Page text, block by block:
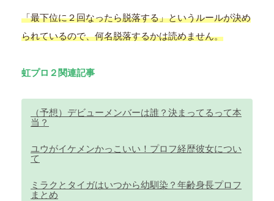
「最下位に２回なったら脱落する」というルールが決め
られているので、何名脱落するかは読めません。
虹プロ２関連記事
（予想）デビューメンバーは誰？決まってるって本
当？
ユウがイケメンかっこいい！プロフ経歴彼女につい
て
ミラクとタイガはいつから幼馴染？年齢身長プロフ
まとめ